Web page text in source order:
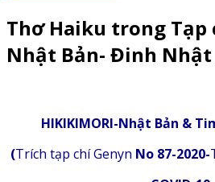
Thơ Haiku trong Tạp
Nhật Bản- Đinh
HIKIKIMORI-Nhật Bản &
(Trích tạp chí Genyn No 87-2020-